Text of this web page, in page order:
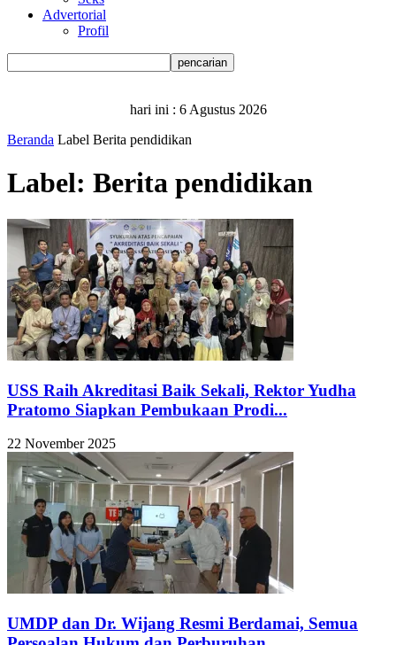
Advertorial
Profil
hari ini : 6 Agustus 2026
Beranda Label Berita pendidikan
Label: Berita pendidikan
USS Raih Akreditasi Baik Sekali, Rektor Yudha
Pratomo Siapkan Pembukaan Prodi...
22 November 2025
UMDP dan Dr. Wijang Resmi Berdamai, Semua